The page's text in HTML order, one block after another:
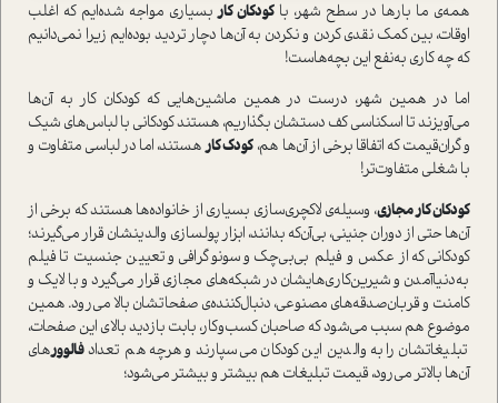
همه‌ی ما بارها در سطح شهر، باکودکان کاربسیاری مواجه شده‌ایم که اغلب
اوقات، بین کمک نقدی کردن و نکردن به آن‌ها دچار تردید بوده‌ایم زیرا نمی‌دانیم
که چه کاری به‌نفع این بچه‌ها‌ست!
اما در همین شهر، درست در همین ماشین‌هایی که کودکان کار به آن‌ها
می‌آویزند تا اسکناسی کف دستشان بگذاریم، هستند کودکانی با لباس‌های شیک
و گران‌قیمت که اتفاقا برخی از آن‌ها هم، کودک کارهستند، اما در لباسی متفاوت و
با شغلی متفاوت‌تر!
کودکان کار مجازی، وسیله‌ی لاکچری‌سازی بسیاری از خانواده‌ها هستند که برخی از
آن‌ها حتی از دوران جنینی، بی‌آن‌که بدانند، ابزار پولسازی والدینشان قرار می‌گیرند؛
کودکانی که از عکس و فیلم ‌بی‌‌بی‌‌چک و سونوگرافی و تعیین جنسیت تا فیلم
به‌دنیا‌آمدن و شیرین‌کاری‌هایشان در شبکه‌های مجازی قرار می‌گیرد و با لایک و
کامنت و قربان‌صدقه‌های مصنوعی، دنبال‌کننده‌ی صفحاتشان بالا می‌رود. همین
موضوع هم سبب می‌شود که صاحبان کسب‌و‌کار، بابت بازدید بالای این صفحات،
تبلیغاتشان را به والدین این کودکان می‌سپارند و هر‌چه هم تعدادفالوورهای
آن‌ها بالاتر می‌رود، قیمت تبلیغات هم بیشتر و بیشتر می‌شود؛